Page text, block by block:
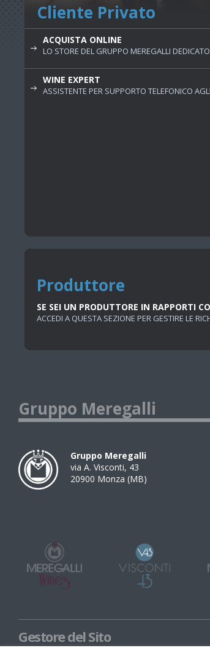
Cliente Privato
ACQUISTA ONLINE
LO STORE DEL GRUPPO MEREGALLI
WINE EXPERT
ASSISTENTE PER SUPPORTO TELEFONICO
Produttore
SE SEI UN PRODUTTORE IN RAPPORTI
ACCEDI A QUESTA SEZIONE PER GESTIRE LE
Gruppo Meregalli
Gruppo Meregalli
via A. Visconti, 43
20900 Monza (MB)
Gestore del Sito
Meregalli Spirits Spa con unico socio CF e P.IVA